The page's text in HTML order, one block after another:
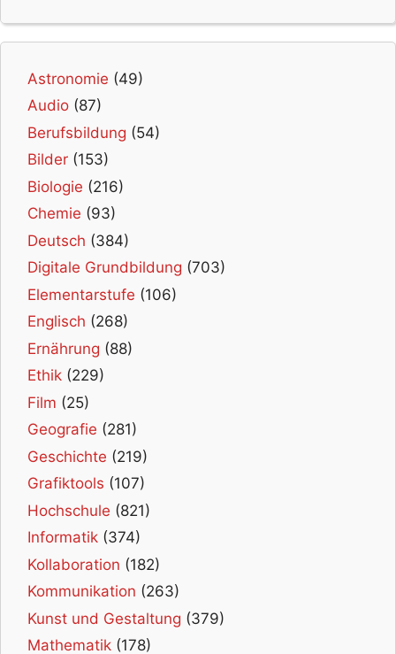
Astronomie (49)
Audio (87)
Berufsbildung (54)
Bilder (153)
Biologie (216)
Chemie (93)
Deutsch (384)
Digitale Grundbildung (703)
Elementarstufe (106)
Englisch (268)
Ernährung (88)
Ethik (229)
Film (25)
Geografie (281)
Geschichte (219)
Grafiktools (107)
Hochschule (821)
Informatik (374)
Kollaboration (182)
Kommunikation (263)
Kunst und Gestaltung (379)
Mathematik (178)